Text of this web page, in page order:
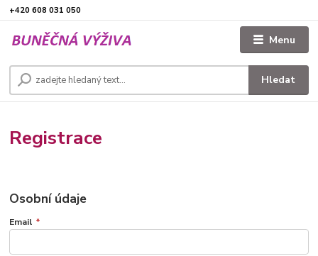
Menu
Hledat
+420 608 031 050
Registrace
Osobní údaje
Email *